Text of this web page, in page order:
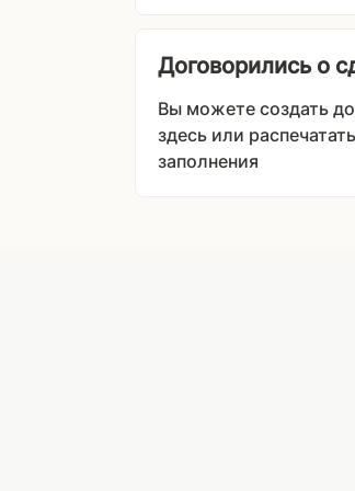
Договорились о
Вы можете создать
здесь или
заполнения